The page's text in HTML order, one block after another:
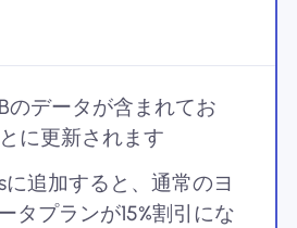
のデータが含まれてお
に更新されます
に追加すると、通常のヨ
タプランが15%割引にな